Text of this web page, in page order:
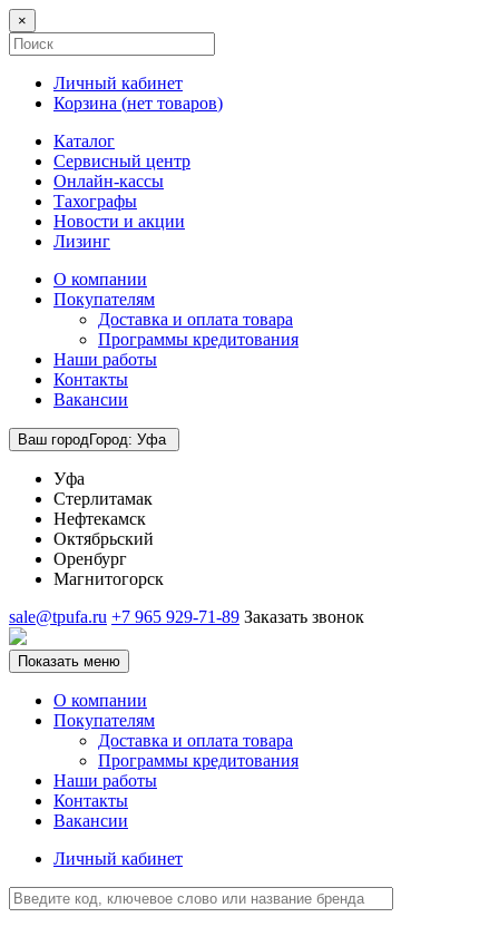
×
Личный кабинет
Корзина (нет товаров)
Каталог
Сервисный центр
Онлайн-кассы
Тахографы
Новости и акции
Лизинг
О компании
Покупателям
Доставка и оплата товара
Программы кредитования
Наши работы
Контакты
Вакансии
Ваш городГород: Уфа
Уфа
Стерлитамак
Нефтекамск
Октябрьский
Оренбург
Магнитогорск
sale@tpufa.ru +7 965 929-71-89 Заказать звонок
Показать меню
О компании
Покупателям
Доставка и оплата товара
Программы кредитования
Наши работы
Контакты
Вакансии
Личный кабинет